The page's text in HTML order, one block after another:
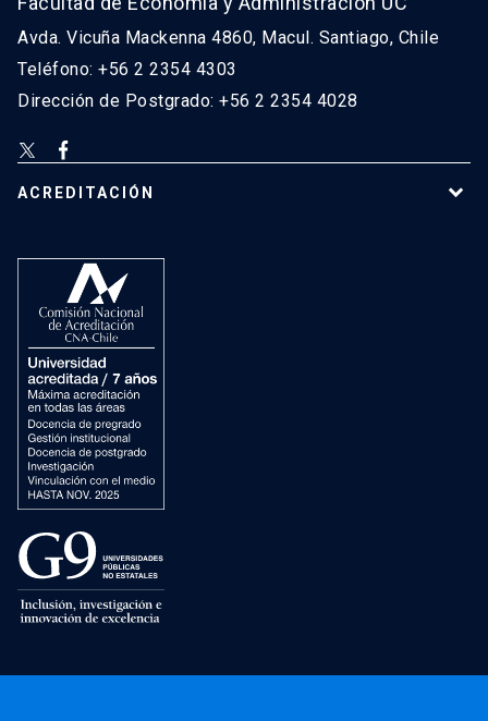
Avda. Vicuña Mackenna 4860, Macul. Santiago, Chile
Teléfono: +56 2 2354 4303
Dirección de Postgrado: +56 2 2354 4028
ACREDITACIÓN